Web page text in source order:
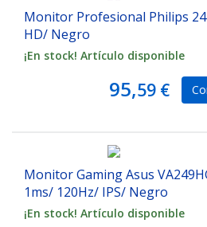
Monitor Profesional Philips
HD/ Negro
¡En stock! Artículo disponible
95,59 €
Monitor Gaming Asus
1ms/ 120Hz/ IPS/ Negro
¡En stock! Artículo disponible